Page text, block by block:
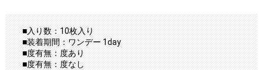
■入り数：10枚入り
■装着期間：ワンデー 1day
■度有無：度あり
■度有無：度なし